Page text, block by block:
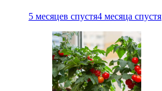
5 месяцев спустя4 месяца спустя